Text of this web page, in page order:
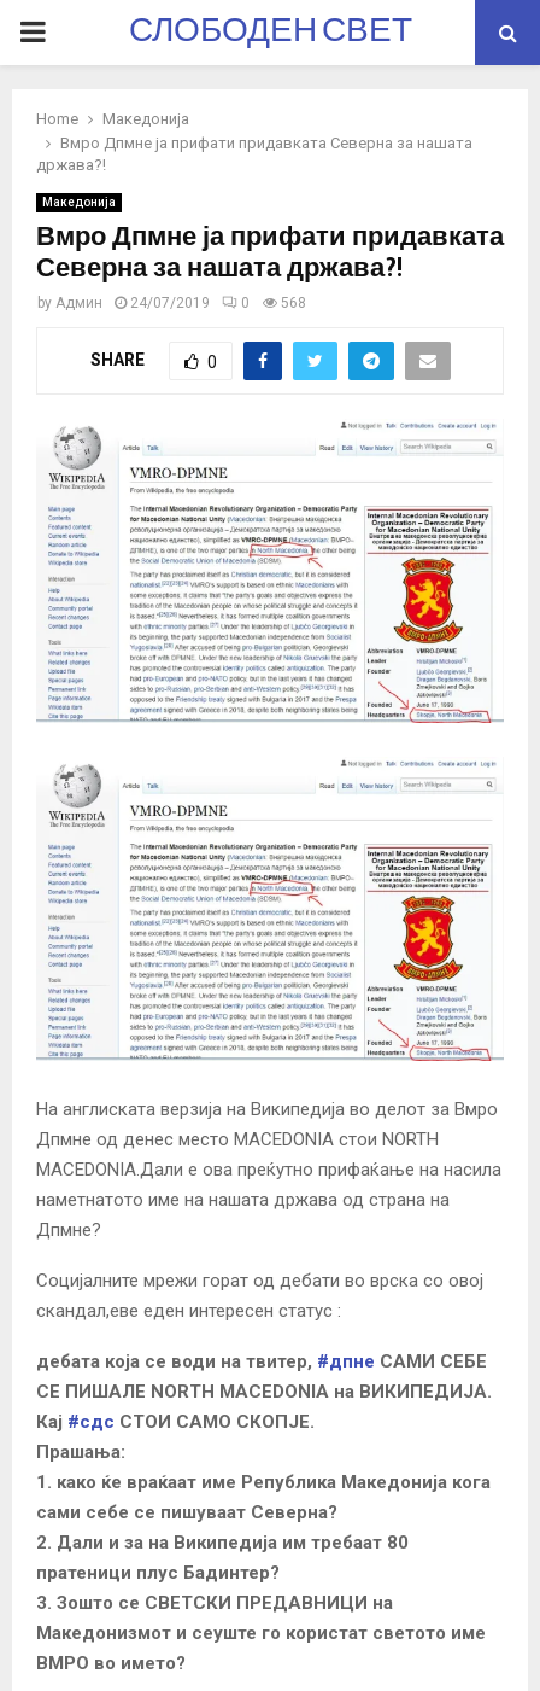
PRIMARYСЛОБОДЕН СВЕТ
Home
Македонија
Вмро Дпмне ја прифати придавката Северна за нашата
држава?!
Македонија
Вмро Дпмне ја прифати придавката
Северна за нашата држава?!
by Админ 24/07/2019 0 568
SHARE 0
На англиската верзија на Википедија во делот за Вмро
Дпмне од денес место MACEDONIA стои NORTH
MACEDONIA.Дали е ова преќутно прифаќање на насила
наметнатото име на нашата држава од страна на
Дпмне?
Социјалните мрежи горат од дебати во врска со овој
скандал,еве еден интересен статус :
дебата која се води на твитер, #дпне САМИ СЕБЕ
СЕ ПИШАЛЕ NORTH MACEDONIA на ВИКИПЕДИЈА.
Кај #сдс СТОИ САМО СКОПЈЕ.
Прашања:
1. како ќе враќаат име Република Македонија кога
сами себе се пишуваат Северна?
2. Дали и за на Википедија им требаат 80
пратеници плус Бадинтер?
3. Зошто се СВЕТСКИ ПРЕДАВНИЦИ на
Македонизмот и сеуште го користат светото име
ВМРО во името?